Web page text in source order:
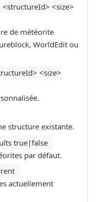
<size>
de météorite
WorldEdit ou
<size>
structure existante.
true|false
par défaut.
actuellement